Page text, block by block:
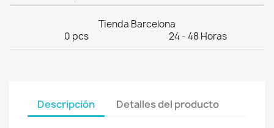
Tienda Barcelona
0 pcs
24 - 48 Horas
Descripción Detalles del producto